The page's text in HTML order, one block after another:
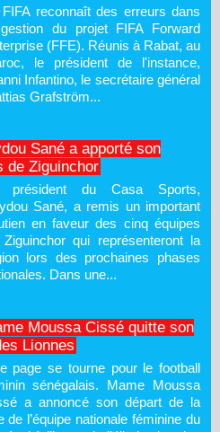
FIFA reconnaît des erreurs dans
du projet FIFA Forward
(FFE). Réunis à Rabat, au
le président de l'instance,
Infantino, le secrétaire général
Grafström...
Sané a apporté son
de Ziguinchor
président du Casa Sports,
Sané, a remis un important
en faveur des cinq équipes
qui représenteront la
lors des prochaines phases
Dans une...
Moussa Cissé quitte son
Lionnes
page se tourne pour le football
sénégalais. Mame Moussa
a annoncé son départ de la
de l’équipe nationale féminine du